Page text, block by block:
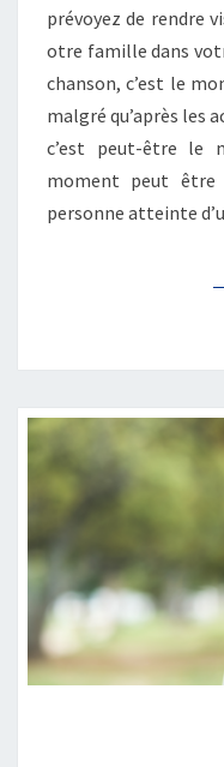
prévoyez de rendre
otre famille dans
chanson, c’est le
malgré qu’après les
c’est peut-être le
moment peut être
personne atteinte